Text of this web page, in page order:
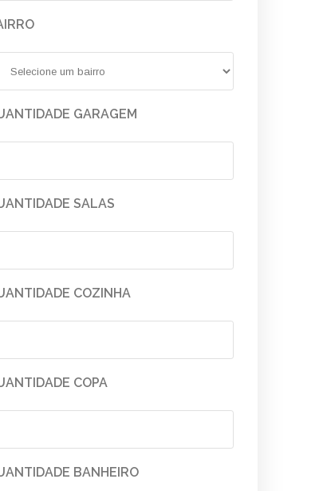
GARAGEM
SALAS
COZINHA
COPA
BANHEIRO